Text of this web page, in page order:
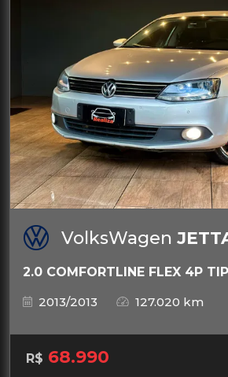
VolksWagen
2.0 COMFORTLINE FLEX 4P
2013/2013
127.020 km
R$ 68.990